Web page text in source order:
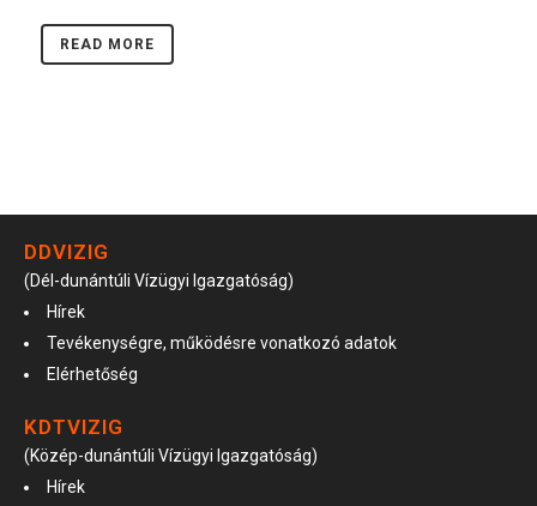
READ MORE
DDVIZIG
(Dél-dunántúli Vízügyi Igazgatóság)
Hírek
Tevékenységre, működésre vonatkozó adatok
Elérhetőség
KDTVIZIG
(Közép-dunántúli Vízügyi Igazgatóság)
Hírek